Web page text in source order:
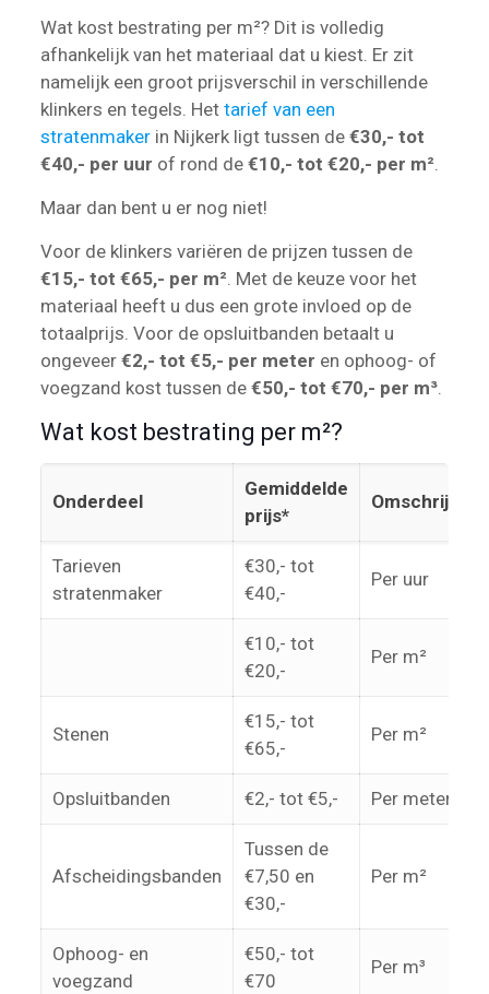
Wat kost bestrating per m²? Dit is volledig
afhankelijk van het materiaal dat u kiest. Er zit
namelijk een groot prijsverschil in verschillende
klinkers en tegels. Het tarief van een
stratenmakerin Nijkerk ligt tussen de €30,- tot
€40,- per uur of rond de €10,- tot €20,- per m².
Maar dan bent u er nog niet!
Voor de klinkers variëren de prijzen tussen de
€15,- tot €65,- per m². Met de keuze voor het
materiaal heeft u dus een grote invloed op de
totaalprijs. Voor de opsluitbanden betaalt u
ongeveer €2,- tot €5,- per meter en ophoog- of
voegzand kost tussen de €50,- tot €70,- per m³.
Wat kost bestrating per m²?
Onderdeel
Gemiddelde
prijs*
Omschrijving
Tarieven
stratenmaker
€30,- tot
€40,-
Per uur
€10,- tot
€20,-
Per m²
Stenen
€15,- tot
€65,-
Per m²
Opsluitbanden €2,- tot €5,- Per meter
Afscheidingsbanden
Tussen de
€7,50 en
€30,-
Per m²
Ophoog- en
voegzand
€50,- tot
€70
Per m³